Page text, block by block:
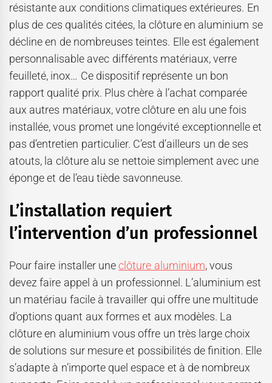
résistante aux conditions climatiques extérieures. En
plus de ces qualités citées, la clôture en aluminium se
décline en de nombreuses teintes. Elle est également
personnalisable avec différents matériaux, verre
feuilleté, inox… Ce dispositif représente un bon
rapport qualité prix. Plus chère à l’achat comparée
aux autres matériaux, votre clôture en alu une fois
installée, vous promet une longévité exceptionnelle et
pas d’entretien particulier. C’est d’ailleurs un de ses
atouts, la clôture alu se nettoie simplement avec une
éponge et de l’eau tiède savonneuse.
L’installation requiert
l’intervention d’un professionnel
Pour faire installer uneclôture aluminium, vous
devez faire appel à un professionnel. L’aluminium est
un matériau facile à travailler qui offre une multitude
d’options quant aux formes et aux modèles. La
clôture en aluminium vous offre un très large choix
de solutions sur mesure et possibilités de finition. Elle
s’adapte à n’importe quel espace et à de nombreux